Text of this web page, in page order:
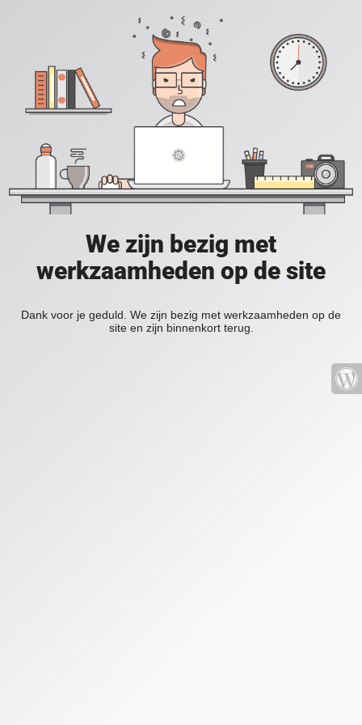
We zijn bezig met
werkzaamheden op de site
Dank voor je geduld. We zijn bezig met werkzaamheden op de
site en zijn binnenkort terug.